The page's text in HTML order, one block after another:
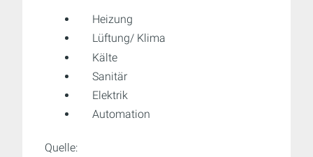
Heizung
Lüftung/ Klima
Kälte
Sanitär
Elektrik
Automation
Quelle: